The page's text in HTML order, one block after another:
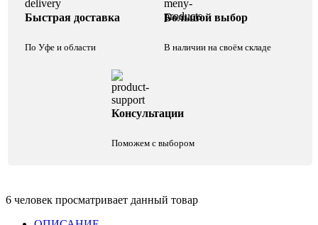
Быстрая доставка
По Уфе и области
Большой выбор
В наличии на своём складе
Консультации
Поможем с выбором
6 человек просматривает данный товар